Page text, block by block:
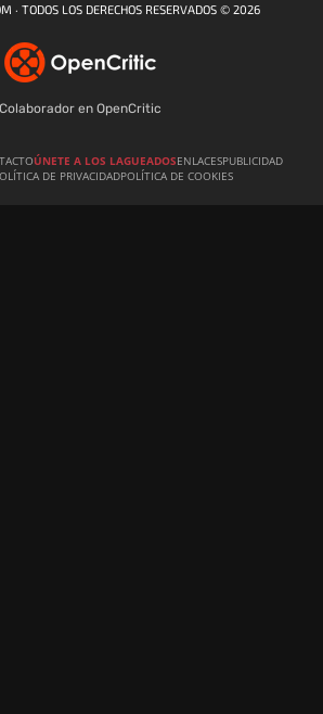
· TODOS LOS DERECHOS RESERVADOS © 2026
Colaborador en OpenCritic
ÚNETE A LOS LAGUEADOSENLACESPUBLICIDAD
DE PRIVACIDADPOLÍTICA DE COOKIES